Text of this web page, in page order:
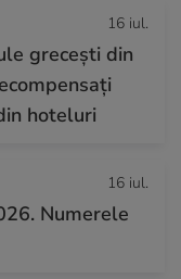
16 iul.
grecești din
hoteluri
16 iul.
Numerele